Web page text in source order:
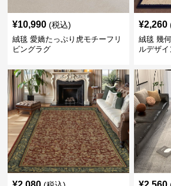
¥10,990 (税込)
絨毯 愛嬌たっぷり虎モチーフリ
ビングラグ
¥2,260
絨毯 幾
ルデザ